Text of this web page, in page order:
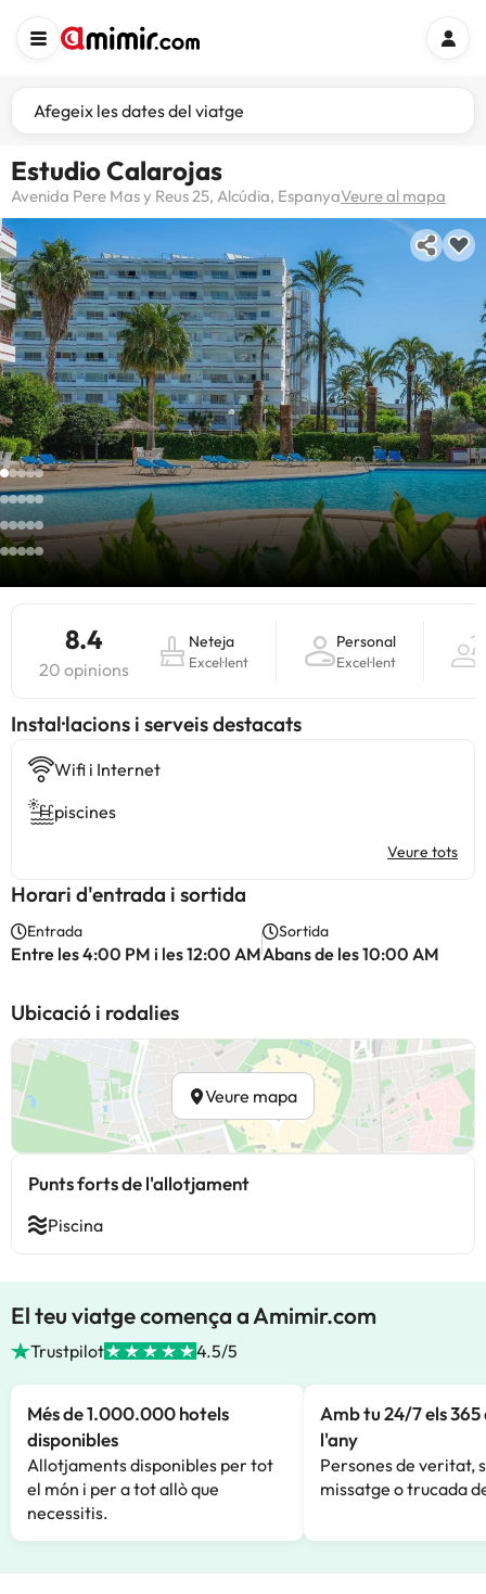
Afegeix les dates del viatge
Estudio Calarojas
Avenida Pere Mas y Reus 25, Alcúdia, EspanyaVeure al mapa
8.4
20 opinions
Neteja
Excel·lent
Personal
Excel·lent
Instal·lacions i serveis destacats
Wifi i Internet
piscines
Veure tots
Horari d'entrada i sortida
Entrada
Entre les 4:00 PM i les 12:00 AM
Sortida
Abans de les 10:00 AM
Ubicació i rodalies
Veure mapa
Punts forts de l'allotjament
Piscina
El teu viatge comença a Amimir.com
Trustpilot 4.5/5
Més de 1.000.000 hotels
disponibles
Allotjaments disponibles per tot
el món i per a tot allò que
necessitis.
Amb tu 24/7 els 365
l'any
Persones de veritat,
missatge o trucada